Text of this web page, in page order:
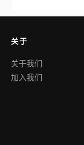
关于
关于我们
加入我们